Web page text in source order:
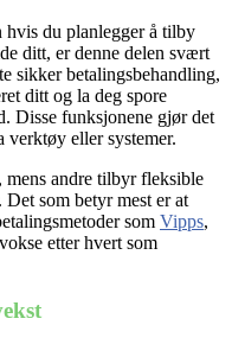
hvis du planlegger å tilby
ditt, er denne delen svært
sikker betalingsbehandling,
ditt og la deg spore
Disse funksjonene gjør det
verktøy eller systemer.
mens andre tilbyr fleksible
som betyr mest er at
som Vipps,
etter hvert som